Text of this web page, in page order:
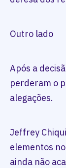
Outro lado
Após a
perderam o
alegações.
Jeffrey
elementos
ainda não